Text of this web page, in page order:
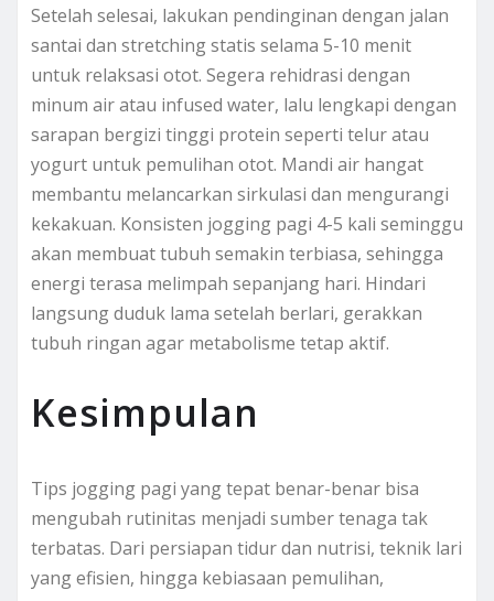
Setelah selesai, lakukan pendinginan dengan jalan
santai dan stretching statis selama 5-10 menit
untuk relaksasi otot. Segera rehidrasi dengan
minum air atau infused water, lalu lengkapi dengan
sarapan bergizi tinggi protein seperti telur atau
yogurt untuk pemulihan otot. Mandi air hangat
membantu melancarkan sirkulasi dan mengurangi
kekakuan. Konsisten jogging pagi 4-5 kali seminggu
akan membuat tubuh semakin terbiasa, sehingga
energi terasa melimpah sepanjang hari. Hindari
langsung duduk lama setelah berlari, gerakkan
tubuh ringan agar metabolisme tetap aktif.
Kesimpulan
Tips jogging pagi yang tepat benar-benar bisa
mengubah rutinitas menjadi sumber tenaga tak
terbatas. Dari persiapan tidur dan nutrisi, teknik lari
yang efisien, hingga kebiasaan pemulihan,